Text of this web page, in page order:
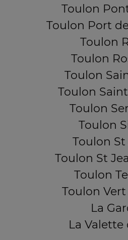
Toulon
Toulon Port
Toulon
Toulon
Toulon
Toulon
Toulon
Toulon
Toulon
Toulon St
Toulon
Toulon
La
La Valette